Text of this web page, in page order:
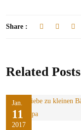
Share :
Related Posts
Jan.
11
2017